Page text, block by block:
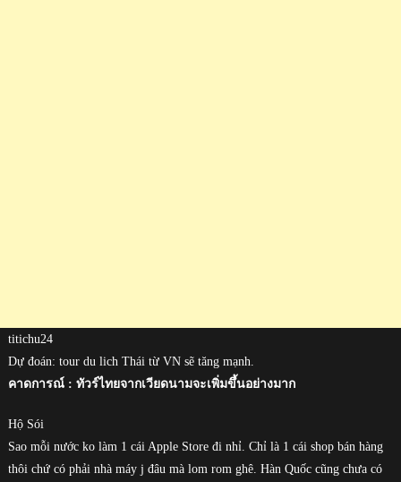
titichu24
Dự đoán: tour du lich Thái từ VN sẽ tăng mạnh.
คาดการณ์ : ทัวร์ไทยจากเวียดนามจะเพิ่มขึ้นอย่างมาก
Hộ Sói
Sao mỗi nước ko làm 1 cái Apple Store đi nhỉ. Chỉ là 1 cái shop bán hàng
thôi chứ có phải nhà máy j đâu mà lom rom ghê. Hàn Quốc cũng chưa có